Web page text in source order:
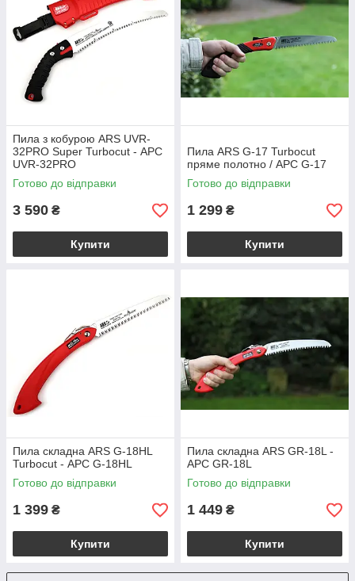
Пила з кобурою ARS UVR-
32PRO Super Turbocut - АРС
UVR-32PRO
Готово до відправки
3 590 ₴
Купити
Пила ARS G-17 Turbocut
пряме полотно / АРС G-17
Готово до відправки
1 299 ₴
Купити
Пила складна ARS G-18HL
Turbocut - АРС G-18HL
Готово до відправки
1 399 ₴
Купити
Пила складна ARS GR-18L -
АРС GR-18L
Готово до відправки
1 449 ₴
Купити